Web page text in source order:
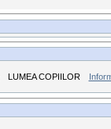
LUMEA COPIILOR